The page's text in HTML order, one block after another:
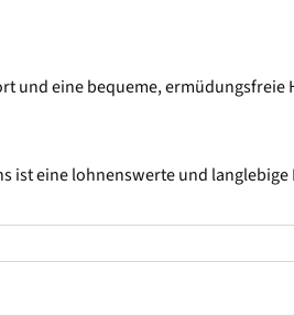
und eine bequeme,
ist eine lohnenswerte und